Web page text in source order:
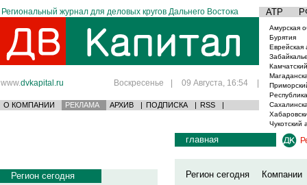
Региональный журнал для деловых кругов Дальнего Востока АТР
www.dvkapital.ru Воскресенье | 09 Августа, 16:54 |
О КОМПАНИИ РЕКЛАМА АРХИВ | ПОДПИСКА | RSS |
Амурская
Бурятия
Еврейская
Чукотский
Регион сегодня
главная
Регион сегодня
Компании